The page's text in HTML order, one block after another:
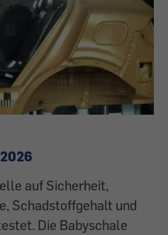
auf Sicherheit,
Schadstoffgehalt und
Die Babyschale